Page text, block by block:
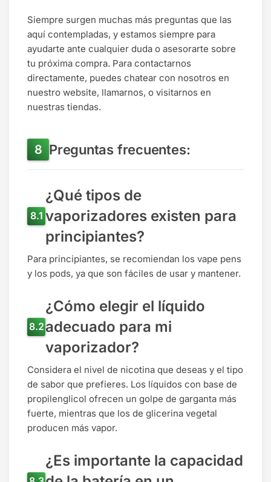
Siempre surgen muchas más preguntas que las
aquí contempladas, y estamos siempre para
ayudarte ante cualquier duda o asesorarte sobre
tu próxima compra. Para contactarnos
directamente, puedes chatear con nosotros en
nuestro website, llamarnos, o visitarnos en
nuestras tiendas.
Preguntas frecuentes:
¿Qué tipos de
vaporizadores existen para
principiantes?
Para principiantes, se recomiendan los vape pens
y los pods, ya que son fáciles de usar y mantener.
¿Cómo elegir el líquido
adecuado para mi
vaporizador?
Considera el nivel de nicotina que deseas y el tipo
de sabor que prefieres. Los líquidos con base de
propilenglicol ofrecen un golpe de garganta más
fuerte, mientras que los de glicerina vegetal
producen más vapor.
¿Es importante la capacidad